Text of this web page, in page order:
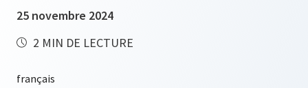
25 novembre 2024
2 MIN DE LECTURE